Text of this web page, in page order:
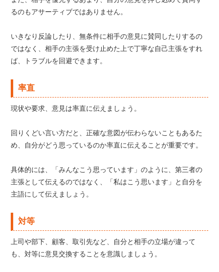
るのもアサーティブではありません。
いきなり反論したり、無条件に相手の意見に賛同したりするの
ではなく、相手の主張を受け止めた上で丁寧な自己主張をすれ
ば、トラブルを回避できます。
率直
現状や要求、意見は率直に伝えましょう。
回りくどい言い方だと、正確な意図が伝わらないこともあるた
め、自分がどう思っているのか率直に伝えることが重要です。
具体的には、「みんなこう思っています」のように、第三者の
主張として伝えるのではなく、「私はこう思います」と自分を
主語にして伝えましょう。
対等
上司や部下、顧客、取引先など、自分と相手の立場が違って
も、対等に意見交換することを意識しましょう。